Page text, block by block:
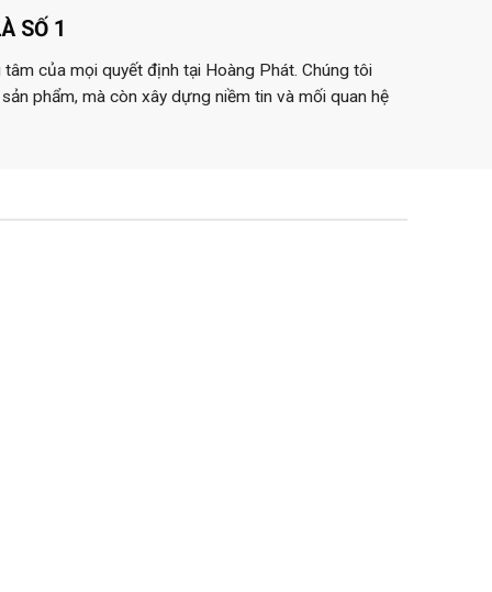
SỐ 1
của mọi quyết định tại Hoàng Phát. Chúng tôi
phẩm, mà còn xây dựng niềm tin và mối quan hệ